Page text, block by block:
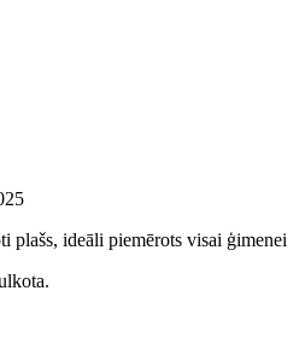
plašs, ideāli piemērots visai ģimenei